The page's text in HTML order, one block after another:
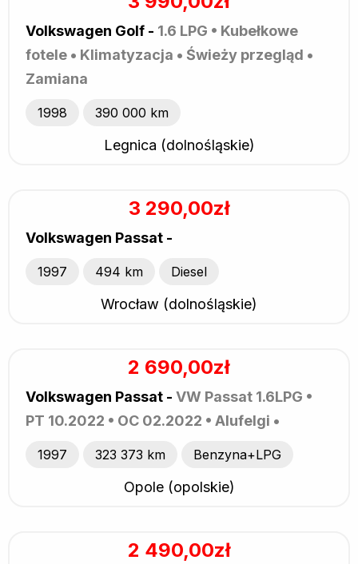
Volkswagen Golf - 1.6 LPG • Kubełkowe
fotele • Klimatyzacja • Świeży przegląd •
Zamiana
1998 390 000 km
Legnica (dolnośląskie)
3 290,00zł
Volkswagen Passat -
1997 494 km Diesel
Wrocław (dolnośląskie)
2 690,00zł
Volkswagen Passat - VW Passat 1.6LPG •
PT 10.2022 • OC 02.2022 • Alufelgi •
1997 323 373 km Benzyna+LPG
Opole (opolskie)
2 490,00zł